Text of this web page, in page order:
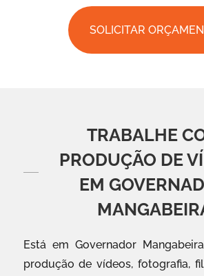
SOLICITAR
TRABALHE
PRODUÇÃO DE
EM
Está em Governador
produção de vídeos, fotografia,